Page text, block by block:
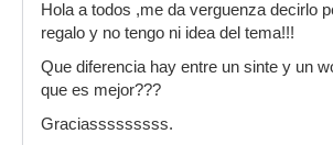
Hola a todos ,me da verguenza decirlo
regalo y no tengo ni idea del tema!!!
Que diferencia hay entre un sinte y un
que es mejor???
Graciasssssssss.